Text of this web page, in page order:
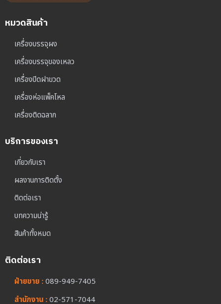
หมวดสินค้า
เครื่องบรรจุผง
เครื่องบรรจุของเหลว
เครื่องปิดฝาขวด
เครื่องห่อแพ็คโหล
เครื่องติดฉลาก
บริการของเรา
เกี่ยวกับเรา
ผลงานการติดตั้ง
ติดต่อเรา
บทความน่ารู้
สินค้าทั้งหมด
ติดต่อเรา
ฝ่ายขาย :089-949-7405
สำนักงาน :02-571-7044